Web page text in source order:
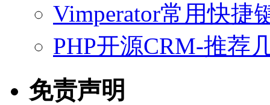
Vimperator常用快捷
PHP开源CRM-推荐
免责声明